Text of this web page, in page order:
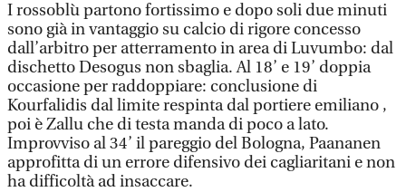
I rossoblù partono fortissimo e dopo soli due minuti
sono già in vantaggio su calcio di rigore concesso
dall’arbitro per atterramento in area di Luvumbo: dal
dischetto Desogus non sbaglia. Al 18’ e 19’ doppia
occasione per raddoppiare: conclusione di
Kourfalidis dal limite respinta dal portiere emiliano ,
poi è Zallu che di testa manda di poco a lato.
Improvviso al 34’ il pareggio del Bologna, Paananen
approfitta di un errore difensivo dei cagliaritani e non
ha difficoltà ad insaccare.